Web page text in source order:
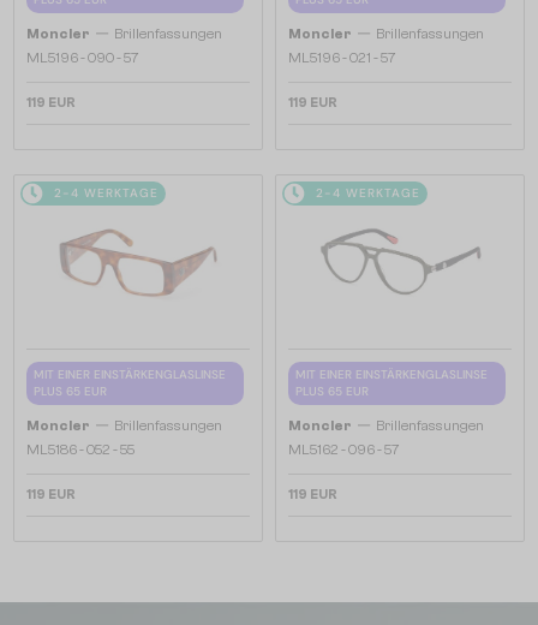
Moncler — Brillenfassungen
ML5196 - 090 - 57
119 EUR
Moncler — Brillenfassungen
ML5196 - 021 - 57
119 EUR
2-4 WERKTAGE
MIT EINER EINSTÄRKENGLASLINSE
PLUS 65 EUR
Moncler — Brillenfassungen
ML5186 - 052 - 55
119 EUR
2-4 WERKTAGE
MIT EINER EINSTÄRKENGLASLINSE
PLUS 65 EUR
Moncler — Brillenfassungen
ML5162 - 096 - 57
119 EUR